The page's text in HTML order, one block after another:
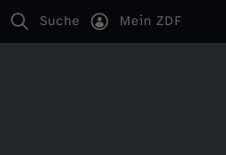
Suche Mein ZDF